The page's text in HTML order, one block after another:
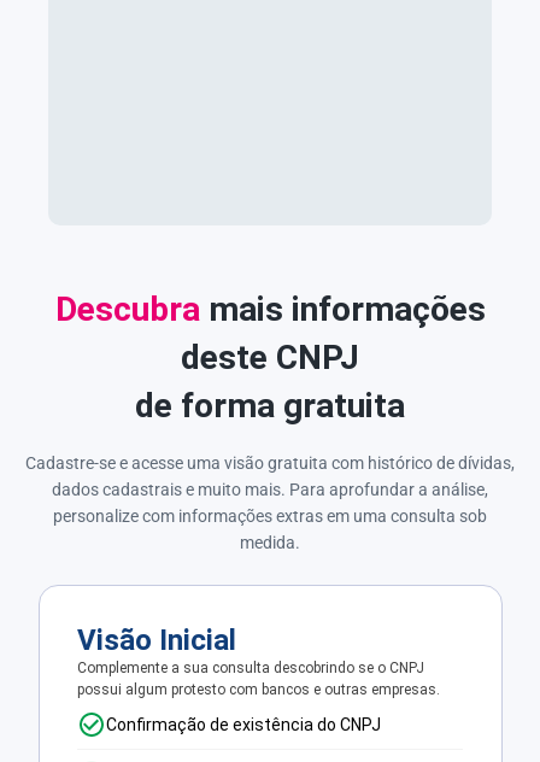
Descubra mais informações
deste CNPJ
de forma gratuita
Cadastre-se e acesse uma visão gratuita com histórico de dívidas,
dados cadastrais e muito mais. Para aprofundar a análise,
personalize com informações extras em uma consulta sob
medida.
Visão Inicial
Complemente a sua consulta descobrindo se o CNPJ
possui algum protesto com bancos e outras empresas.
Confirmação de existência do CNPJ